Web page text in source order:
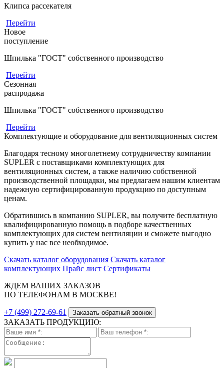
Клипса рассекателя
Перейти
Новое
поступление
Шпилька "ГОСТ" собственного производство
Перейти
Сезонная
распродажа
Шпилька "ГОСТ" собственного производство
Перейти
Комплектующие и оборудование для вентиляционных систем
Благодаря тесному многолетнему сотрудничеству компании
SUPLER с поставщиками комплектующих для
вентиляционных систем, а также наличию собственной
производственной площадки, мы предлагаем нашим клиентам
надежную сертифицированную продукцию по доступным
ценам.
Обратившись в компанию SUPLER, вы получите бесплатную
квалифицированную помощь в подборе качественных
комплектующих для систем вентиляции и сможете выгодно
купить у нас все необходимое.
Скачать каталог оборудования Скачать каталог
комплектующих Прайс лист Сертификаты
ЖДЕМ ВАШИХ ЗАКАЗОВ
ПО ТЕЛЕФОНАМ В МОСКВЕ!
+7 (499) 272-69-61 Заказать обратный звонок
ЗАКАЗАТЬ ПРОДУКЦИЮ: